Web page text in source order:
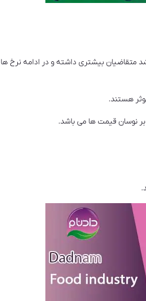
بیشتری داشته و در ادامه نرخ ها
هستند.
نوسان قیمت ها می باشد.